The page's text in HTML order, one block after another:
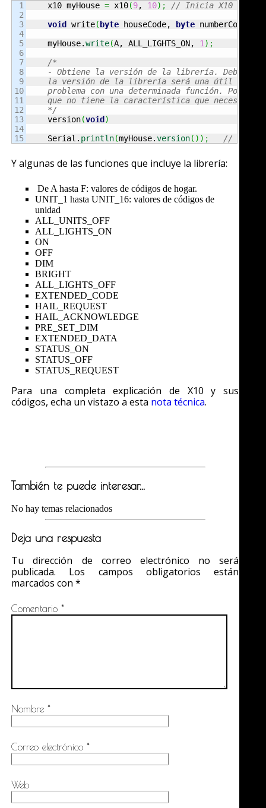
1
2
3
4
5
6
7
8
9
10
11
12
13
14
    x10 myHouse
= x10(9, 10) ;
// Inicia X10 con
void
write( byte houseCode, byte numberCode,
    myHouse.
write(A, ALL_LIGHTS_ON, 1) ;
/*
- Obtiene la versión de la librería. Debido
la versión de la librería será una útil
problema con una determinada función. Por
que no tiene la característica que
    */
    version
(void )
    Serial.
println(myHouse.version( ) ) ; //
Y algunas de las funciones que incluye la librería:
De A hasta F: valores de códigos de hogar.
UNIT_1 hasta UNIT_16: valores de códigos de
unidad
ALL_UNITS_OFF
ALL_LIGHTS_ON
ON
OFF
DIM
BRIGHT
ALL_LIGHTS_OFF
EXTENDED_CODE
HAIL_REQUEST
HAIL_ACKNOWLEDGE
PRE_SET_DIM
EXTENDED_DATA
STATUS_ON
STATUS_OFF
STATUS_REQUEST
Para una completa explicación de X10 y sus
códigos, echa un vistazo a esta nota técnica.
También te puede interesar...
No hay temas relacionados
Deja una respuesta
Tu dirección de correo electrónico no será
publicada.
Los campos obligatorios están
marcados con*
Comentario*
Nombre*
Correo electrónico*
Web